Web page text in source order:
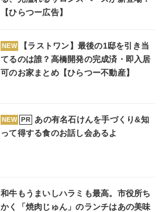
【ひらつー広告】
NEW
【ラストワン】最後の1邸を引き当
てるのは誰？高橋開発の完成済・即入居
可のお家まとめ【ひらつー不動産】
NEW PR
あの有名石けんを手づくり&知
って得する食のお話し会あるよ
和牛もうまいしハラミも最高。市役所ち
かく「焼肉じゅん」のランチはあの美味